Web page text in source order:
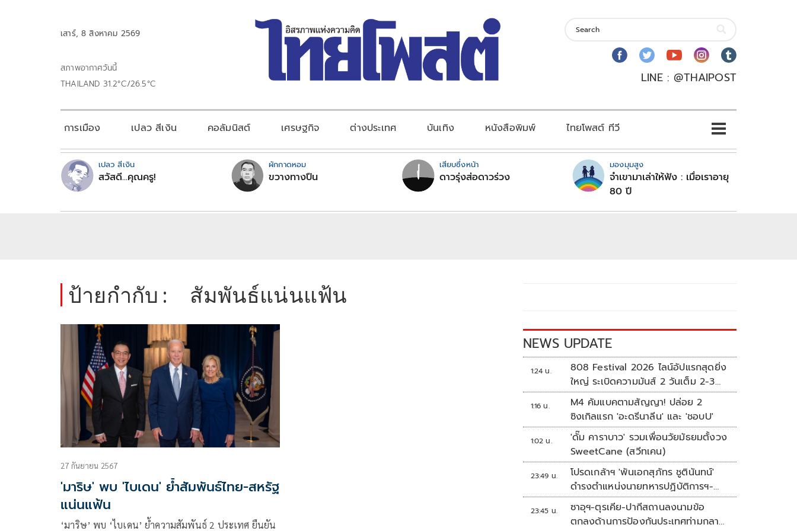
เสาร์, 8 สิงหาคม 2569
สภาพอากาศวันนี้
THAILAND 31.2°C/26.5°C
LINE : @THAIPOST
การเมือง เปลว สีเงิน คอลัมนิสต์ เศรษฐกิจ ต่างประเทศ บันเทิง หนังสือพิมพ์ ไทยโพสต์ ทีวี
เปลว สีเงิน
สวัสดี...คุณครู!
ผักกาดหอม
ขวางทางปืน
เสียบซึ่งหน้า
ดาวรุ่งส่อดาวร่วง
มองมุมสูง
จำเขามาเล่าให้ฟัง : เมื่อเราอายุ
80 ปี
ป้ายกำกับ : สัมพันธ์แน่นแฟ้น
27 กันยายน 2567
'มาริษ' พบ 'ไบเดน' ย้ำสัมพันธ์ไทย-สหรัฐ
แน่นแฟ้น
‘มาริษ’ พบ ‘ไบเดน’ ย้ำความสัมพันธ์ 2 ประเทศ ยืนยัน
NEWS UPDATE
1:24 น.
808 Festival 2026 ไลน์อัปแรกสุดยิ่ง
ใหญ่ ระเบิดความมันส์ 2 วันเต็ม 2-3
ต.ค.นี้
1:16 น.
M4 คัมแบคตามสัญญา! ปล่อย 2
ซิงเกิลแรก 'อะดรีนาลีน' และ 'ชอบU'
1:02 น.
'ดั๊ม คาราบาว' รวมเพื่อนวัยมัธยมตั้งวง
SweetCane (สวีทเคน)
23:49 น.
โปรดเกล้าฯ 'พันเอกสุภัทร ชูตินันทน์'
ดำรงตำแหน่งนายทหารปฏิบัติการฯ-
พระราชทานยศ 'พลตรี'
23:45 น.
ซาอุฯ-ตุรเคีย-ปากีสถานลงนามข้อ
ตกลงด้านการป้องกันประเทศท่ามกลาง